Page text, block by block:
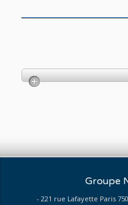
Groupe
- 221 rue Lafayette Paris